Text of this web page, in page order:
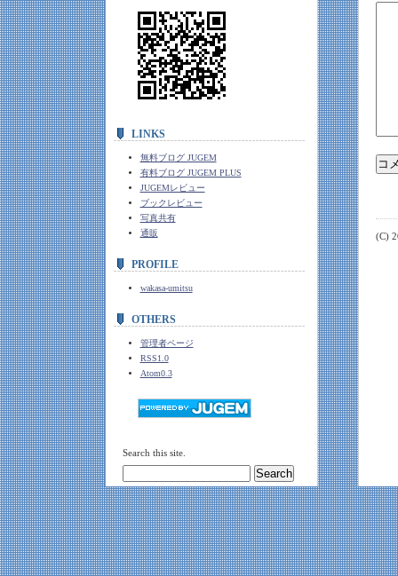
LINKS
無料ブログ JUGEM
有料ブログ JUGEM PLUS
JUGEMレビュー
ブックレビュー
写真共有
通販
PROFILE
wakasa-umitsu
OTHERS
管理者ページ
RSS1.0
Atom0.3
Search this site.
(C)